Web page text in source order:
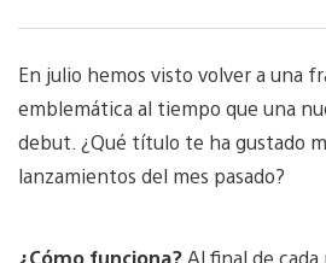
En julio hemos visto volver a una
emblemática al tiempo que una
debut. ¿Qué título te ha gustado
lanzamientos del mes pasado?
¿Cómo funciona?Al final de